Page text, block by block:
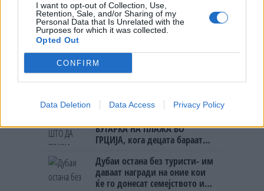
I want to opt-out of Collection, Use,
Retention, Sale, and/or Sharing of my
Personal Data that Is Unrelated with the
Purposes for which it was collected.
Opted Out
CONFIRM
Data Deletion Data Access Privacy Policy
КУЧЕ РАСПАРЧЕНО ОД
ШАРПЛАНИНЕЦ?!
ЗА БЕРТА ОД АВСТРИЈА
ГРЦИЈА - НАЈЕФТИНАТА
СЛАВНАТА КАРИЕРА НА
ПОРАНЕШНИОТ ТЕХНИЧКИ
БУГАРКА НА ПЛАЖА ВО
ГРЦИЈА, кога децата бараат
Дубаи остана без туристи- им
даваат награди на оние кои
ќе го донесат семејството или